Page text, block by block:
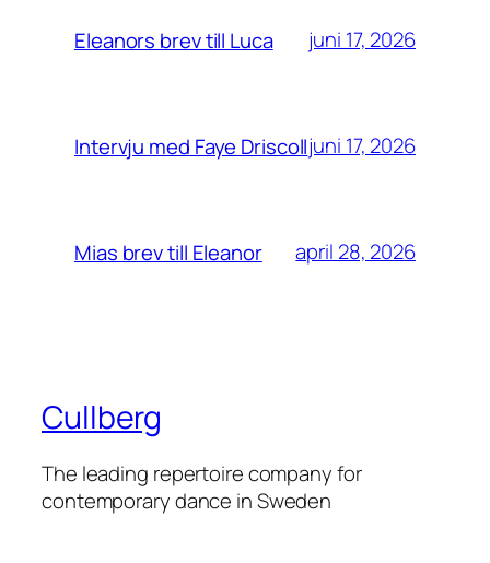
Eleanors brev till Luca juni 17, 2026
Intervju med Faye Driscolljuni 17, 2026
Mias brev till Eleanor april 28, 2026
Cullberg
The leading repertoire company for
contemporary dance in Sweden